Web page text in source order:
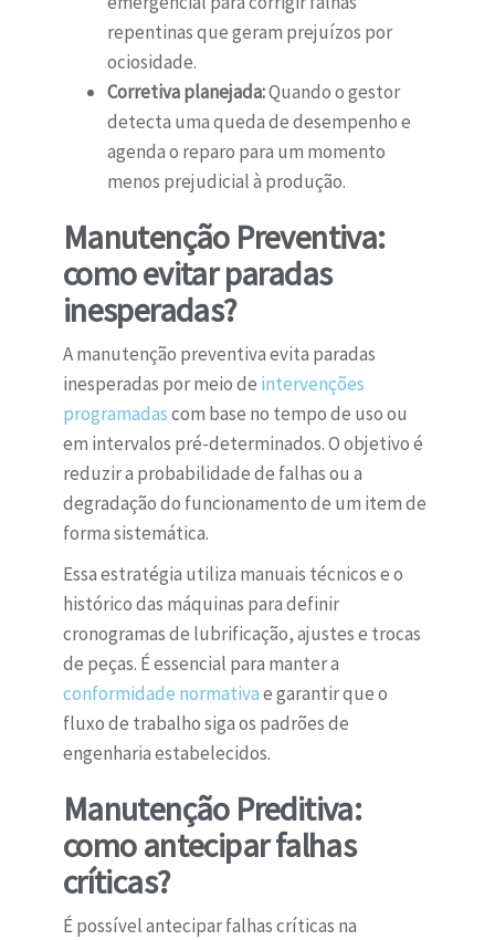
repentinas que geram prejuízos por
ociosidade.
Corretiva planejada:Quando o gestor
detecta uma queda de desempenho e
agenda o reparo para um momento
menos prejudicial à produção.
Manutenção Preventiva:
como evitar paradas
inesperadas?
A manutenção preventiva evita paradas
inesperadas por meio de intervenções
programadascom base no tempo de uso ou
em intervalos pré-determinados. O objetivo é
reduzir a probabilidade de falhas ou a
degradação do funcionamento de um item de
forma sistemática.
Essa estratégia utiliza manuais técnicos e o
histórico das máquinas para definir
cronogramas de lubrificação, ajustes e trocas
de peças. É essencial para manter a
conformidade normativae garantir que o
fluxo de trabalho siga os padrões de
engenharia estabelecidos.
Manutenção Preditiva:
como antecipar falhas
críticas?
É possível antecipar falhas críticas na